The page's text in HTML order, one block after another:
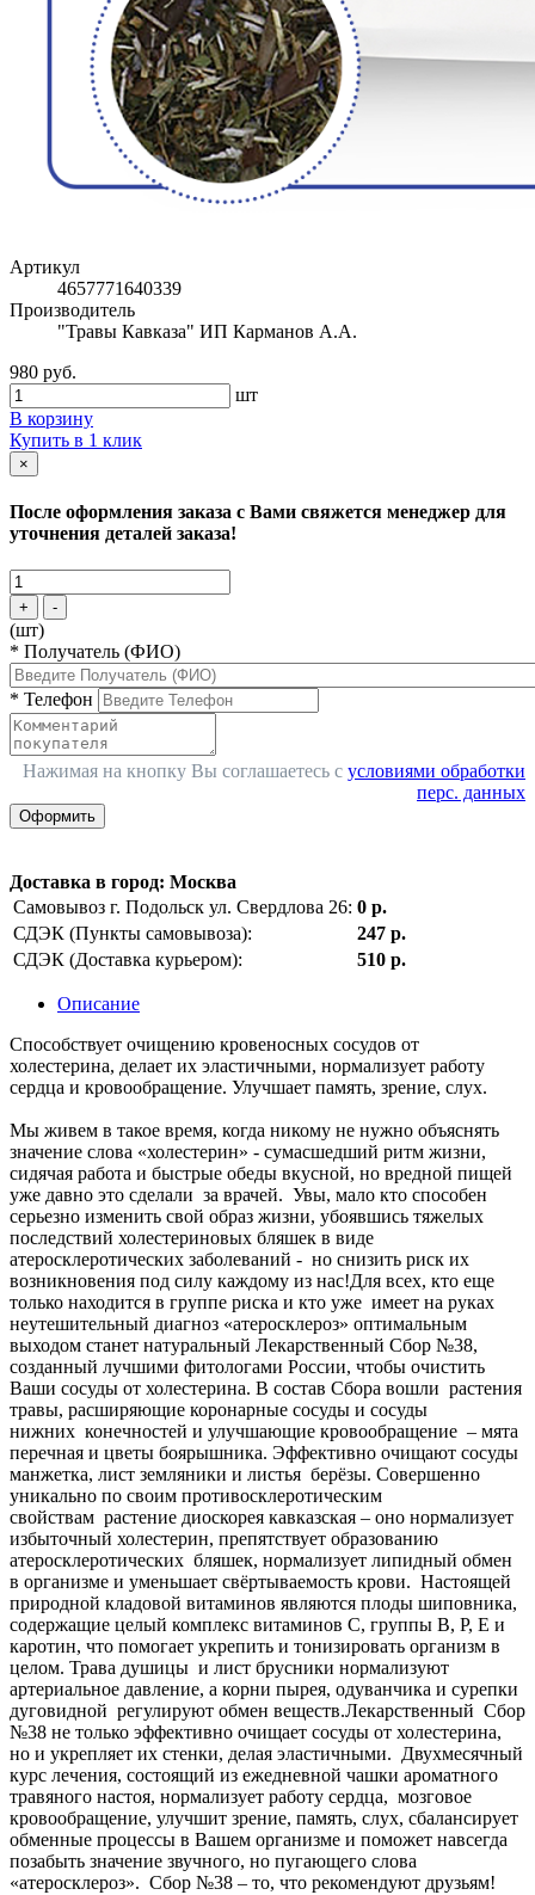
Артикул
4657771640339
Производитель
"Травы Кавказа" ИП Карманов А.А.
980 руб.
шт
В корзину
Купить в 1 клик
×
После оформления заказа с Вами свяжется менеджер для
уточнения деталей заказа!
+ -
(шт)
* Получатель (ФИО)
* Телефон
Нажимая на кнопку Вы соглашаетесь с условиями обработки
перс. данных
Оформить
Доставка в город: Москва
Самовывоз г. Подольск ул. Свердлова 26: 0 р.
СДЭК (Пункты самовывоза):
247 р.
СДЭК (Доставка курьером):
510 р.
Описание
Способствует очищению кровеносных сосудов от
холестерина, делает их эластичными, нормализует работу
сердца и кровообращение. Улучшает память, зрение, слух.
Мы живем в такое время, когда никому не нужно объяснять
значение слова «холестерин» - сумасшедший ритм жизни,
сидячая работа и быстрые обеды вкусной, но вредной пищей
уже давно это сделали за врачей. Увы, мало кто способен
серьезно изменить свой образ жизни, убоявшись тяжелых
последствий холестериновых бляшек в виде
атеросклеротических заболеваний - но снизить риск их
возникновения под силу каждому из нас!Для всех, кто еще
только находится в группе риска и кто уже имеет на руках
неутешительный диагноз «атеросклероз» оптимальным
выходом станет натуральный Лекарственный Сбор №38,
созданный лучшими фитологами России, чтобы очистить
Ваши сосуды от холестерина. В состав Сбора вошли растения
травы, расширяющие коронарные сосуды и сосуды
нижних конечностей и улучшающие кровообращение – мята
перечная и цветы боярышника. Эффективно очищают сосуды
манжетка, лист земляники и листья берёзы. Совершенно
уникально по своим противосклеротическим
свойствам растение диоскорея кавказская – оно нормализует
избыточный холестерин, препятствует образованию
атеросклеротических бляшек, нормализует липидный обмен
в организме и уменьшает свёртываемость крови. Настоящей
природной кладовой витаминов являются плоды шиповника,
содержащие целый комплекс витаминов С, группы В, Р, Е и
каротин, что помогает укрепить и тонизировать организм в
целом. Трава душицы и лист брусники нормализуют
артериальное давление, а корни пырея, одуванчика и сурепки
дуговидной регулируют обмен веществ.Лекарственный Сбор
№38 не только эффективно очищает сосуды от холестерина,
но и укрепляет их стенки, делая эластичными. Двухмесячный
курс лечения, состоящий из ежедневной чашки ароматного
травяного настоя, нормализует работу сердца, мозговое
кровообращение, улучшит зрение, память, слух, сбалансирует
обменные процессы в Вашем организме и поможет навсегда
позабыть значение звучного, но пугающего слова
«атеросклероз». Сбор №38 – то, что рекомендуют друзьям!